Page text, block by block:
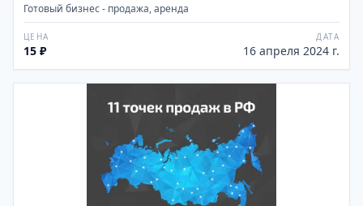
Готовый бизнес - продажа, аренда
ЦЕНА
15 ₽
ДАТА
16 апреля 2024 г.